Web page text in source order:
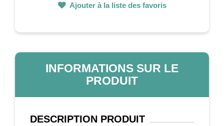
Ajouter à la liste des favoris
INFORMATIONS SUR LE
PRODUIT
DESCRIPTION PRODUIT